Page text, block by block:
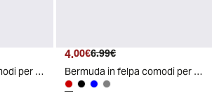
Bermuda in felpa comodi per il tempo libero - Blu
Prezzo attuale
4.00€ Prezzo originale
6.99€
Bermuda in felpa comodi per il tempo libero - Rosso